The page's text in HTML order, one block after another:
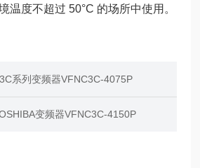
温度不超过 50°C 的场所中使用。
系列变频器VFNC3C-4075P
变频器VFNC3C-4150P